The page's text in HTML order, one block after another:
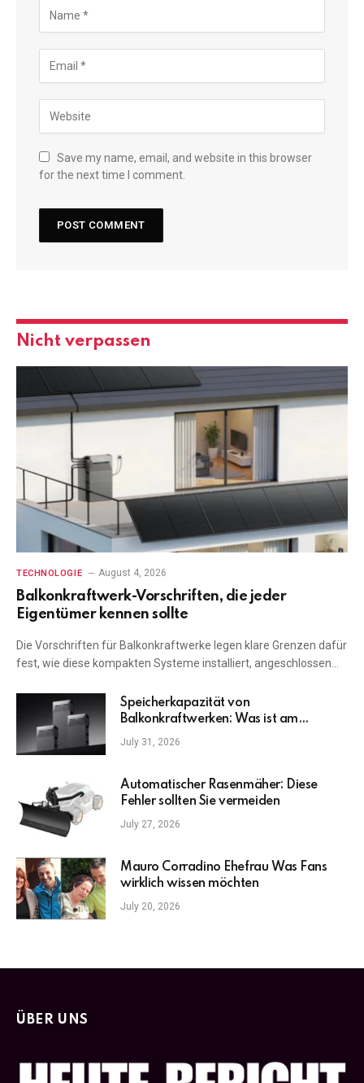
Save my name, email, and website in this browser
for the next time I comment.
Nicht verpassen
TECHNOLOGIE August 4, 2026
Balkonkraftwerk-Vorschriften, die jeder
Eigentümer kennen sollte
Die Vorschriften für Balkonkraftwerke legen klare Grenzen dafür
fest, wie diese kompakten Systeme installiert, angeschlossen…
Speicherkapazität von
Balkonkraftwerken: Was ist am
wichtigsten?
July 31, 2026
Automatischer Rasenmäher: Diese
Fehler sollten Sie vermeiden
July 27, 2026
Mauro Corradino Ehefrau Was Fans
wirklich wissen möchten
July 20, 2026
ÜBER UNS